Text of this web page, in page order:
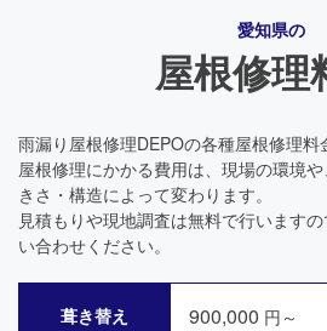
愛知県の
屋根修理
雨漏り屋根修理DEPOの各種屋根修理料
屋根修理にかかる費用は、現場の環境
きさ・構造によって変わります。
見積もりや現地調査は無料で行います
い合わせください。
葺き替え 900,000 円～